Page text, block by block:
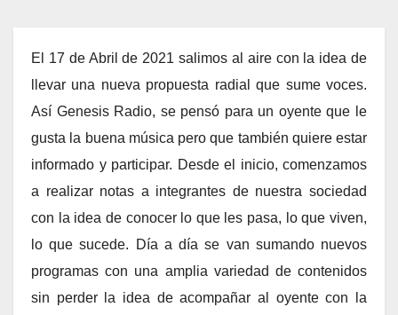
El 17 de Abril de 2021 salimos al aire con la idea de
llevar una nueva propuesta radial que sume voces.
Así Genesis Radio, se pensó para un oyente que le
gusta la buena música pero que también quiere estar
informado y participar. Desde el inicio, comenzamos
a realizar notas a integrantes de nuestra sociedad
con la idea de conocer lo que les pasa, lo que viven,
lo que sucede. Día a día se van sumando nuevos
programas con una amplia variedad de contenidos
sin perder la idea de acompañar al oyente con la